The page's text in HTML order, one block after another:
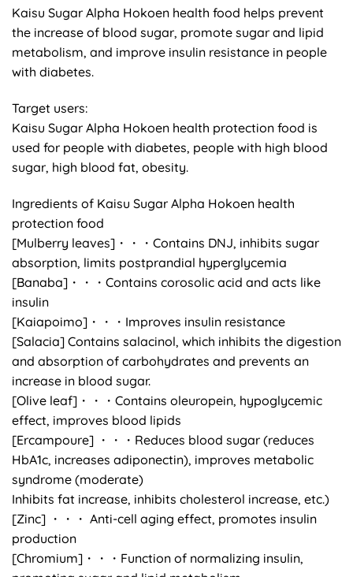
Kaisu Sugar Alpha Hokoen health food helps prevent
the increase of blood sugar, promote sugar and lipid
metabolism, and improve insulin resistance in people
with diabetes.
Target users:
Kaisu Sugar Alpha Hokoen health protection food is
used for people with diabetes, people with high blood
sugar, high blood fat, obesity.
Ingredients of Kaisu Sugar Alpha Hokoen health
protection food
[Mulberry leaves]・・・Contains DNJ, inhibits sugar
absorption, limits postprandial hyperglycemia
[Banaba]・・・Contains corosolic acid and acts like
insulin
[Kaiapoimo]・・・Improves insulin resistance
[Salacia] Contains salacinol, which inhibits the digestion
and absorption of carbohydrates and prevents an
increase in blood sugar.
[Olive leaf]・・・Contains oleuropein, hypoglycemic
effect, improves blood lipids
[Ercampoure] ・・・Reduces blood sugar (reduces
HbA1c, increases adiponectin), improves metabolic
syndrome (moderate)
Inhibits fat increase, inhibits cholesterol increase, etc.)
[Zinc] ・・・ Anti-cell aging effect, promotes insulin
production
[Chromium]・・・Function of normalizing insulin,